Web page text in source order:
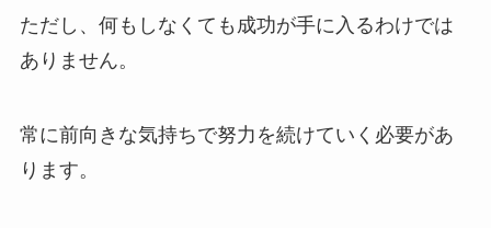
ただし、何もしなくても成功が手に入るわけでは
ありません。
常に前向きな気持ちで努力を続けていく必要があ
ります。